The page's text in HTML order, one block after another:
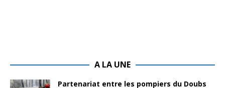
A LA UNE
Partenariat entre les pompiers du Doubs